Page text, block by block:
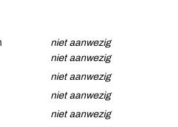
niet aanwezig
niet aanwezig
niet aanwezig
niet aanwezig
niet aanwezig